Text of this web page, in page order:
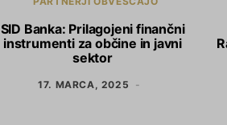
SID Banka: Prilagojeni finančni
instrumenti za občine in javni
sektor
17. MARCA, 2025